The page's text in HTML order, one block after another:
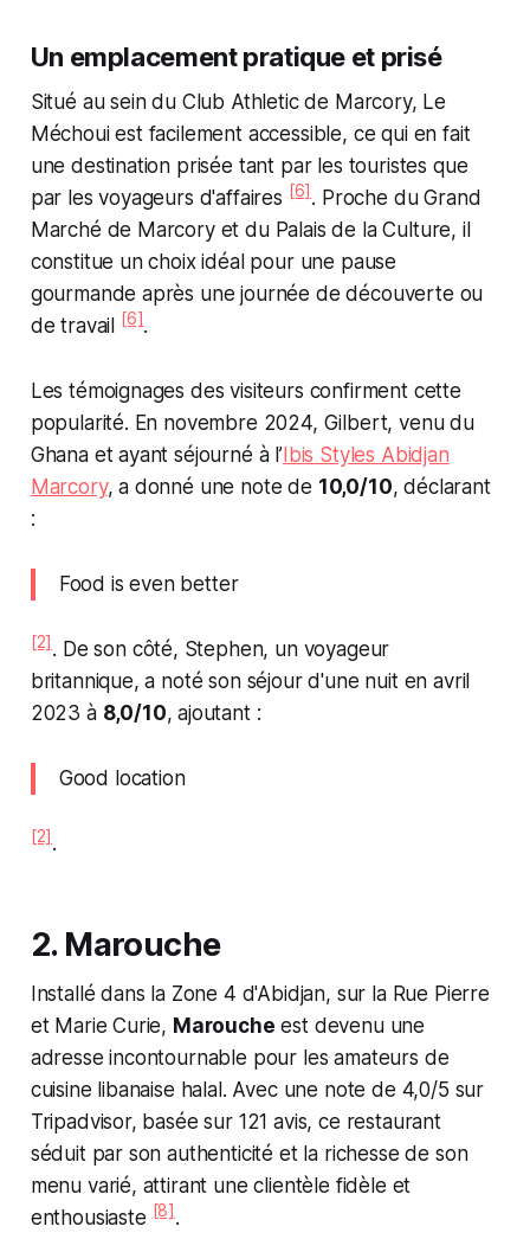
Un emplacement pratique et prisé
Situé au sein du Club Athletic de Marcory, Le
Méchoui est facilement accessible, ce qui en fait
une destination prisée tant par les touristes que
par les voyageurs d'affaires[6]. Proche du Grand
Marché de Marcory et du Palais de la Culture, il
constitue un choix idéal pour une pause
gourmande après une journée de découverte ou
de travail[6].
Les témoignages des visiteurs confirment cette
popularité. En novembre 2024, Gilbert, venu du
Ghana et ayant séjourné à l’Ibis Styles Abidjan
Marcory, a donné une note de 10,0/10, déclarant
:
Food is even better
[2]. De son côté, Stephen, un voyageur
britannique, a noté son séjour d'une nuit en avril
2023 à 8,0/10, ajoutant :
Good location
[2].
2. Marouche
Installé dans la Zone 4 d'Abidjan, sur la Rue Pierre
et Marie Curie, Marouche est devenu une
adresse incontournable pour les amateurs de
cuisine libanaise halal. Avec une note de 4,0/5 sur
Tripadvisor, basée sur 121 avis, ce restaurant
séduit par son authenticité et la richesse de son
menu varié, attirant une clientèle fidèle et
enthousiaste [8] .